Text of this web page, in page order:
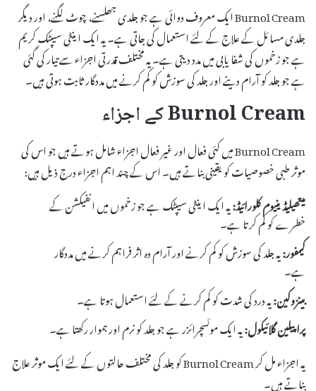
Burnol Cream ایک معروف دوائی ہے جو جلدی جھلسنے، چوٹ لگنے، اور دیگر
جلدی مسائل کے علاج کے لئے استعمال کی جاتی ہے۔ یہ ایک اینٹی سیپٹک کریم
ہے جو زخموں کی شفا یابی میں مدد دیتی ہے۔ یہ مختلف قدرتی اجزاء سے تیار کی گئی
ہے جو جلد کو آرام دینے اور جلد کی سوزش کو کم کرنے میں مددگار ثابت ہوتی ہیں۔
Burnol Cream کے اجزاء
Burnol Cream میں کئی فعال اور غیر فعال اجزاء شامل ہوتے ہیں جو اس کی
موثر طبی خصوصیات کو یقینی بناتے ہیں۔ اس کے چند اہم اجزاء درج ذیل ہیں:
میتھیلیڈینیوم کلورائیڈ:یہ ایک اینٹی سیپٹک ہے جو زخموں میں انفیکشن کے
خطرے کو کم کرتا ہے۔
کیمفور:یہ جلد کی سوزش کو کم کرنے اور آرام دہ اثر فراہم کرنے میں مددگار
ہے۔
بینزوکین:یہ درد کی شدت کو کم کرنے کے لئے استعمال ہوتا ہے۔
پراپیلین گلائیکول:یہ ایک موئسچرائزر ہے جو جلد کو نرم اور ہموار رکھتا ہے۔
یہ اجزاء مل کر Burnol Cream کو جلد کی مختلف حالتوں کے لئے ایک موثر علاج
بناتے ہیں۔